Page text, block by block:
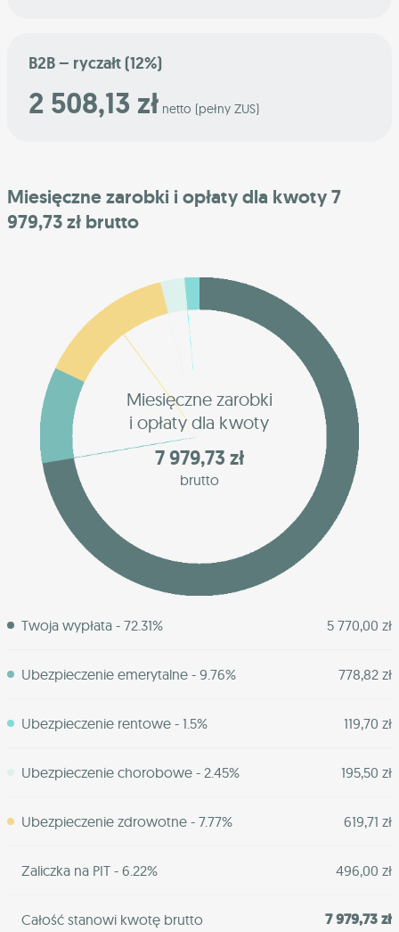
B2B – ryczałt (12%)
2 508,13 zł netto (pełny ZUS)
Miesięczne zarobki i opłaty dla kwoty 7
979,73 zł brutto
Miesięczne zarobki
i opłaty dla kwoty
7 979,73 zł
brutto
Twoja wypłata - 72.31% 5 770,00 zł
Ubezpieczenie emerytalne - 9.76% 778,82 zł
Ubezpieczenie rentowe - 1.5% 119,70 zł
Ubezpieczenie chorobowe - 2.45% 195,50 zł
Ubezpieczenie zdrowotne - 7.77% 619,71 zł
Zaliczka na PIT - 6.22% 496,00 zł
Całość stanowi kwotę brutto 7 979,73 zł